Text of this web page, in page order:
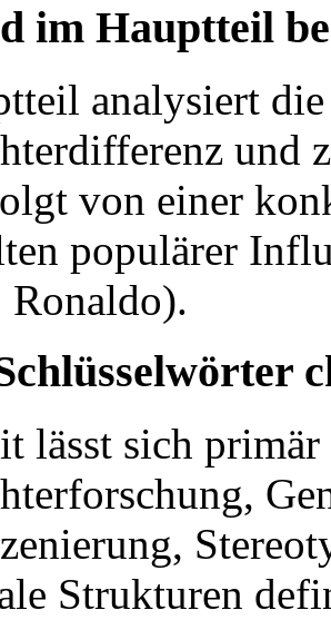
im Hauptteil
analysiert
und
von einer
populärer
lässt sich
Strukturen